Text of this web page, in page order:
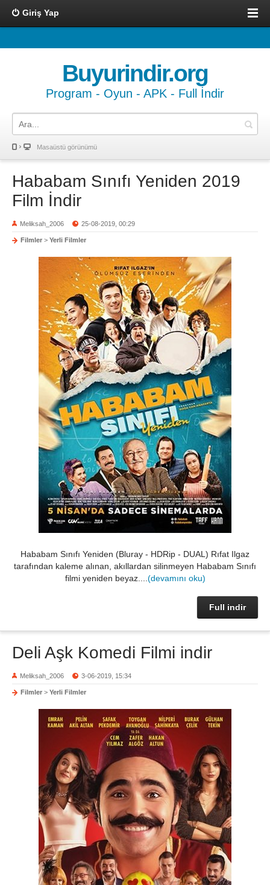
Giriş Yap
Buyurindir.org
Program - Oyun - APK - Full İndir
Masaüstü görünümü
Hababam Sınıfı Yeniden 2019
Film İndir
Meliksah_2006 25-08-2019, 00:29
Filmler > Yerli Filmler
Hababam Sınıfı Yeniden (Bluray - HDRip - DUAL) Rıfat Ilgaz
tarafından kaleme alınan, akıllardan silinmeyen Hababam Sınıfı
filmi yeniden beyaz.... (devamını oku)
Full indir
Deli Aşk Komedi Filmi indir
Meliksah_2006 3-06-2019, 15:34
Filmler > Yerli Filmler